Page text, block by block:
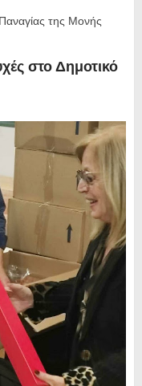
της Μονής
στο Δημοτικό